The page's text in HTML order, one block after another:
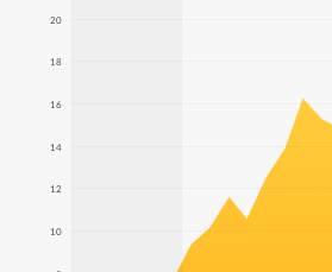
10
12
14
16
18
20